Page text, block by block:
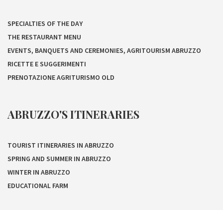
SPECIALTIES OF THE DAY
THE RESTAURANT MENU
EVENTS, BANQUETS AND CEREMONIES, AGRITOURISM ABRUZZO
RICETTE E SUGGERIMENTI
PRENOTAZIONE AGRITURISMO OLD
ABRUZZO'S ITINERARIES
TOURIST ITINERARIES IN ABRUZZO
SPRING AND SUMMER IN ABRUZZO
WINTER IN ABRUZZO
EDUCATIONAL FARM